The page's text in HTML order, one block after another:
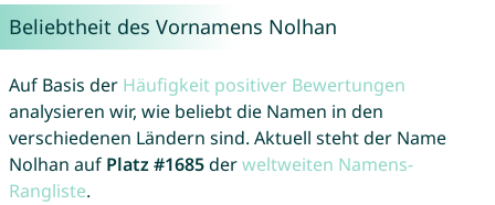
Beliebtheit des Vornamens Nolhan
Auf Basis der Häufigkeit positiver Bewertungen
analysieren wir, wie beliebt die Namen in den
verschiedenen Ländern sind. Aktuell steht der Name
Nolhan auf Platz #1685derweltweiten Namens-
Rangliste.